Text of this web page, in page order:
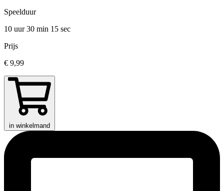
Speelduur
10 uur 30 min 15 sec
Prijs
€ 9,99
in winkelmand